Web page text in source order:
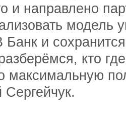
и направлено
модель
Банк и
кто
максимальную
Сергейчук.